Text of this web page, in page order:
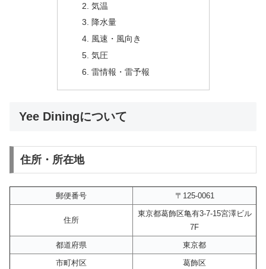
気温
降水量
風速・風向き
気圧
雷情報・雷予報
Yee Diningについて
住所・所在地
郵便番号 〒125-0061
住所
東京都葛飾区亀有3-7-15宮澤ビル
7F
都道府県
東京都
市町村区
葛飾区